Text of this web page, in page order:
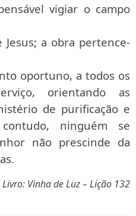
vigiar o campo
Jesus; a obra pertence-
oportuno, a todos os
orientando as
de purificação e
ninguém se
não prescinde da
Vinha de Luz – Lição 132